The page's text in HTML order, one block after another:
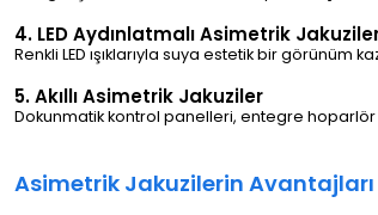
4. LED Aydınlatmalı Asimetrik
Renkli LED ışıklarıyla suya estetik bir
5. Akıllı Asimetrik Jakuziler
Dokunmatik kontrol panelleri, entegre hoparlör
Asimetrik Jakuzilerin Avantajları